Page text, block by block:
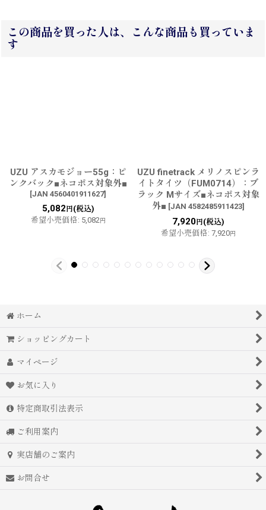
この商品を買った人は、こんな商品も買っていま
す
UZU アスカモジョー55g：ピ
ンクバック■ネコポス対象外■
[JAN 4560401911627]
5,082円(税込)
希望小売価格: 5,082 円
UZU finetrack メリノスピンラ
イトタイツ（FUM0714）：ブ
ラック Mサイズ■ネコポス対象
外■ [JAN 4582485911423]
7,920円(税込)
希望小売価格: 7,920円
ホーム
ショッピングカート
マイページ
お気に入り
特定商取引法表示
ご利用案内
実店舗のご案内
お問合せ